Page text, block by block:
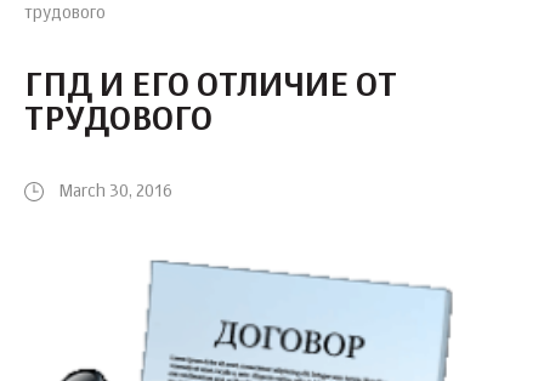
трудового
ГПД И ЕГО ОТЛИЧИЕ ОТ
ТРУДОВОГО
March 30, 2016